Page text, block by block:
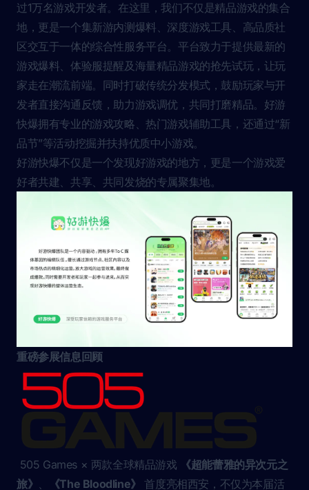
过1万名游戏开发者。在这里，我们不仅是精品游戏的集合
地，更是一个集新游内测爆料、深度游戏工具、高品质社
区交互于一体的综合性服务平台。平台致力于提供最新的
游戏爆料、体验服提醒及海量精品游戏的抢先试玩，让玩
家走在潮流前端。同时打破传统分发模式，鼓励玩家与开
发者直接沟通反馈，助力游戏调优，共同打磨精品。好游
快爆拥有专业的游戏攻略、热门游戏辅助工具，还通过“新
品节”等活动挖掘并扶持优质中小游戏。
好游快爆不仅是一个发现好游戏的地方，更是一个游戏爱
好者共建、共享、共同发烧的专属聚集地。
重磅参展信息回顾
505 Games × 两款全球精品游戏
《超能蕾雅的异次元之
旅》 、 《The Bloodline》 首度亮相西安，不仅为本届活